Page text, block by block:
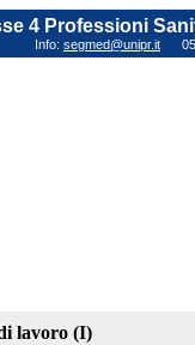
4 Professioni
Info: segmed@unipr.it
lavoro (I)